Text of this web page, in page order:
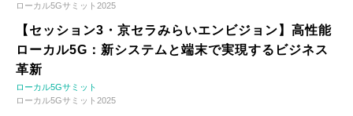
ローカル5Gサミット2025
【セッション3・京セラみらいエンビジョン】高性能
ローカル5G：新システムと端末で実現するビジネス
革新
ローカル5Gサミット
ローカル5Gサミット2025